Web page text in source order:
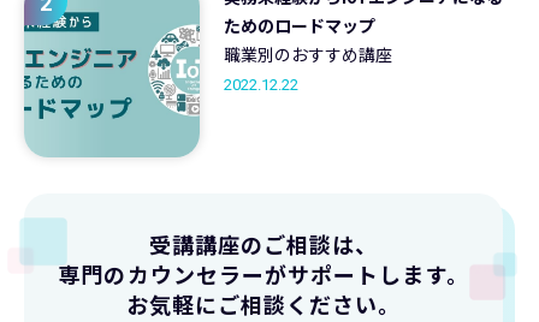
ためのロードマップ
職業別のおすすめ講座
2022.12.22
受講講座のご相談は、
専門のカウンセラーがサポートします。
お気軽にご相談ください。